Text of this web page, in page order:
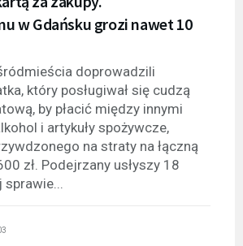
w Gdańsku grozi nawet 10
doprowadzili
który posługiwał się cudzą
by płacić między innymi
i artykuły spożywcze,
na straty na łączną
zł. Podejrzany usłyszy 18